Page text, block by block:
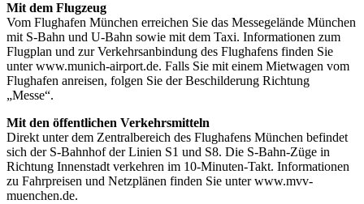
Mit dem Flugzeug
Vom Flughafen München erreichen Sie das Messegelände München
mit S-Bahn und U-Bahn sowie mit dem Taxi. Informationen zum
Flugplan und zur Verkehrsanbindung des Flughafens finden Sie
unter www.munich-airport.de. Falls Sie mit einem Mietwagen vom
Flughafen anreisen, folgen Sie der Beschilderung Richtung
„Messe“.
Mit den öffentlichen Verkehrsmitteln
Direkt unter dem Zentralbereich des Flughafens München befindet
sich der S-Bahnhof der Linien S1 und S8. Die S-Bahn-Züge in
Richtung Innenstadt verkehren im 10-Minuten-Takt. Informationen
zu Fahrpreisen und Netzplänen finden Sie unter www.mvv-
muenchen.de.